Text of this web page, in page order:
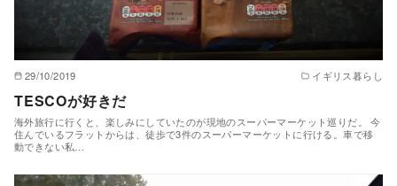
29/10/2019 イギリス暮らし
TESCOが好きだ
海外旅行に行くと、楽しみにしていたのが現地のスーパーマーケット巡りだ。 今
住んでいるフラットからは、徒歩で3件のスーパーマーケットに行ける。車で移
動できない私…